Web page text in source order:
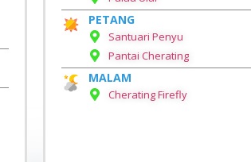
PETANG
Santuari Penyu
Pantai Cherating
MALAM
Cherating Firefly